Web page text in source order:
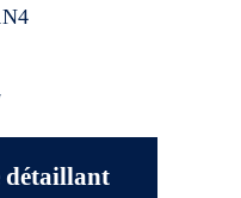
détaillant